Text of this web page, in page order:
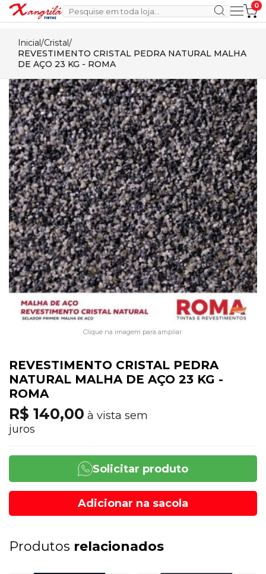
0
Inicial/Cristal/
REVESTIMENTO CRISTAL PEDRA NATURAL MALHA
DE AÇO 23 KG - ROMA
Clique na imagem para ampliar.
REVESTIMENTO CRISTAL PEDRA
NATURAL MALHA DE AÇO 23 KG -
ROMA
R$ 140,00 à vista sem
juros
Solicitar produto
Adicionar na sacola
Produtos relacionados